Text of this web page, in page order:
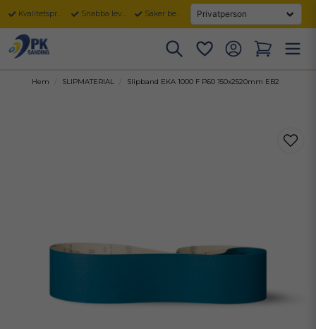
Kvalitetsprodukter Snabba leveranser Säker betalning
Hem SLIPMATERIAL Slipband EKA 1000 F P60 150x2520mm EB2